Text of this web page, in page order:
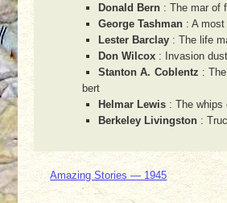
Donald Bern : The mar of
George Tashman : A
Lester Barclay : The life
Don Wilcox : Invasion dust
Stanton A. Coblentz :
bert
Helmar Lewis : The whips
Berkeley Livingston :
Amazing Stories — 1945